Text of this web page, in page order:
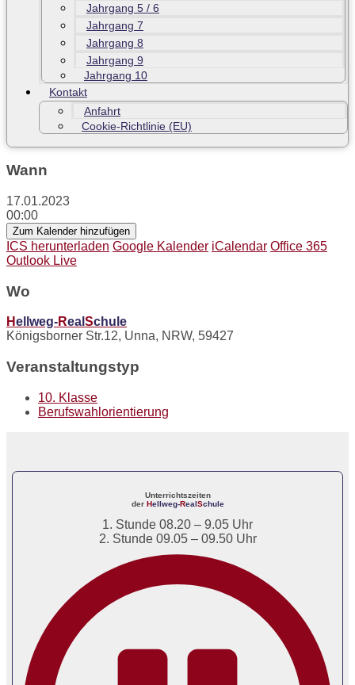
Jahrgang 5 / 6
Jahrgang 7
Jahrgang 8
Jahrgang 9
Jahrgang 10
Kontakt
Anfahrt
Cookie-Richtlinie (EU)
Wann
17.01.2023
00:00
Zum Kalender hinzufügen
ICS herunterladen Google Kalender iCalendar Office 365
Outlook Live
Wo
Hellweg-Real Schule
Königsborner Str.12, Unna, NRW, 59427
Veranstaltungstyp
10. Klasse
Berufswahlorientierung
Unterrichtszeiten
der Hellweg-RealSchule
1. Stunde 08.20 – 9.05 Uhr
2. Stunde 09.05 – 09.50 Uhr